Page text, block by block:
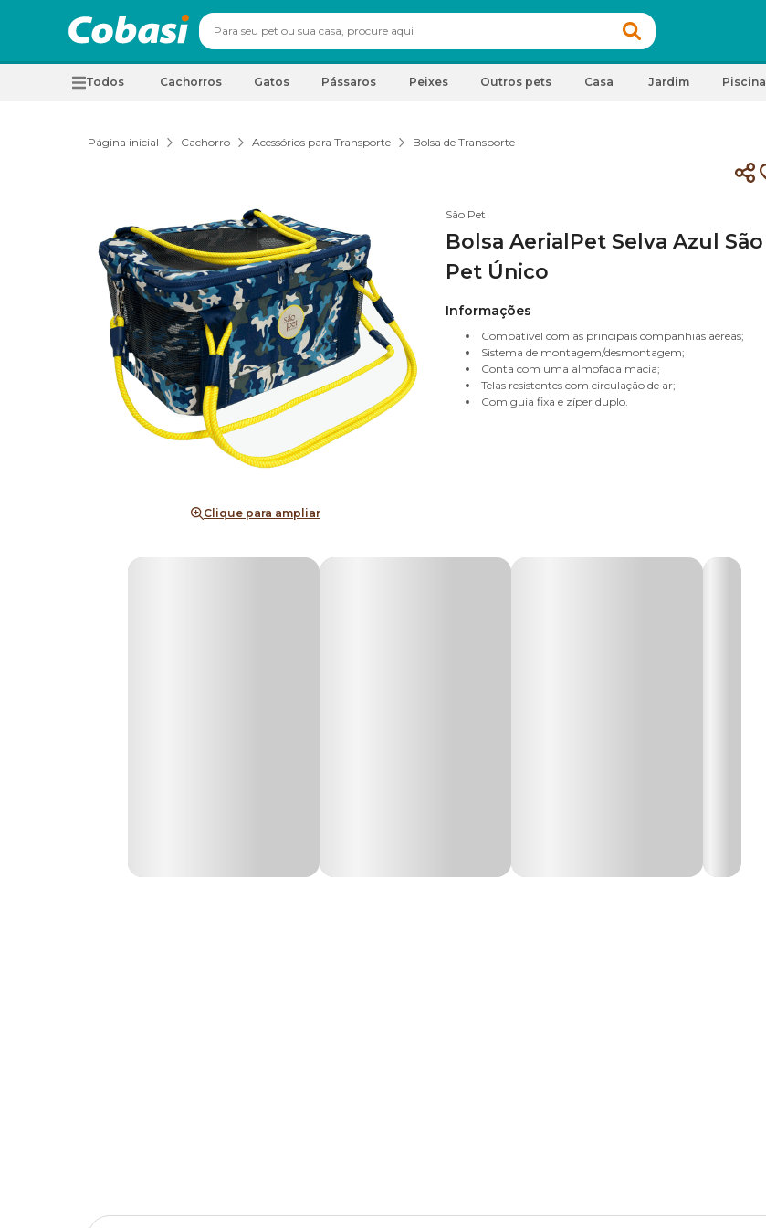
Todos Cachorros Gatos Pássaros Peixes Outros pets Casa Jardim Piscina
Página inicial Cachorro Acessórios para Transporte Bolsa de Transporte
Clique para ampliar
São Pet
Bolsa AerialPet Selva Azul São
Pet Único
Informações
Compatível com as principais companhias aéreas;
Sistema de montagem/desmontagem;
Conta com uma almofada macia;
Telas resistentes com circulação de ar;
Com guia fixa e zíper duplo.